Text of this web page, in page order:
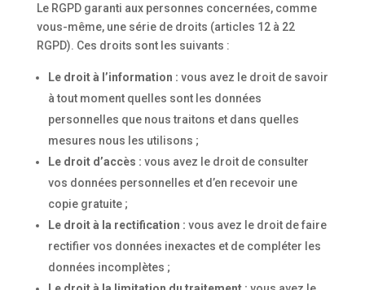
Le RGPD garanti aux personnes concernées, comme
vous-même, une série de droits (articles 12 à 22
RGPD). Ces droits sont les suivants :
Le droit à l’information : vous avez le droit de savoir
à tout moment quelles sont les données
personnelles que nous traitons et dans quelles
mesures nous les utilisons ;
Le droit d’accès : vous avez le droit de consulter
vos données personnelles et d’en recevoir une
copie gratuite ;
Le droit à la rectification : vous avez le droit de faire
rectifier vos données inexactes et de compléter les
données incomplètes ;